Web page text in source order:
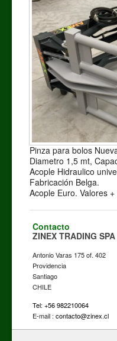
Pinza para bolos
Diametro 1,5 mt,
Acople Hidraulico
Fabricación Belga.
Acople Euro. Valores +
Contacto
ZINEX TRADING SPA
Antonio Varas 175 of. 402
Providencia
Santiago
CHILE
Tel: +56 982210064
E-mail : contacto@zinex.cl